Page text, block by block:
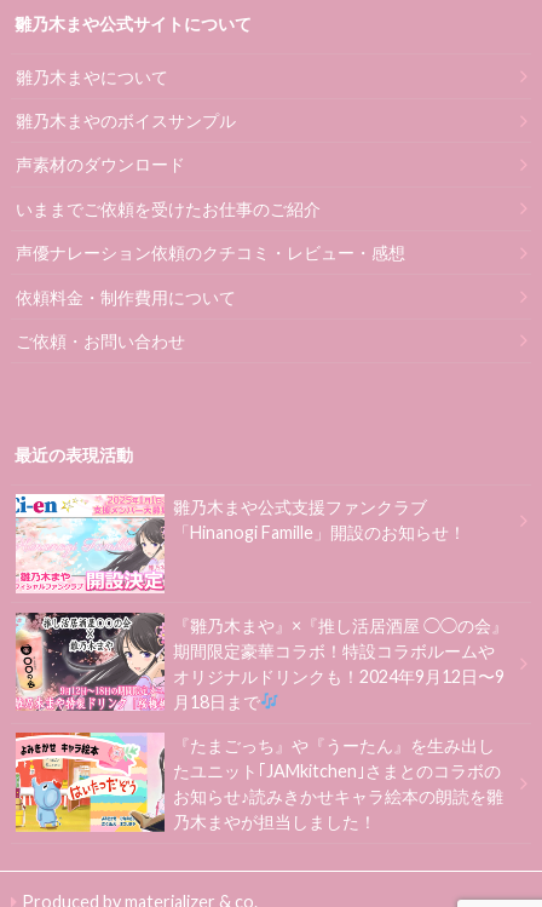
雛乃木まや公式サイトについて
雛乃木まやについて
雛乃木まやのボイスサンプル
声素材のダウンロード
いままでご依頼を受けたお仕事のご紹介
声優ナレーション依頼のクチコミ・レビュー・感想
依頼料金・制作費用について
ご依頼・お問い合わせ
最近の表現活動
雛乃木まや公式支援ファンクラブ
「Hinanogi Famille」開設のお知らせ！
『雛乃木まや』×『推し活居酒屋 ◯◯の会』
期間限定豪華コラボ！特設コラボルームや
オリジナルドリンクも！2024年9月12日〜9
月18日まで
『たまごっち』や『うーたん』を生み出し
たユニット｢JAMkitchen｣さまとのコラボの
お知らせ♪読みきかせキャラ絵本の朗読を雛
乃木まやが担当しました！
Produced by materializer & co.